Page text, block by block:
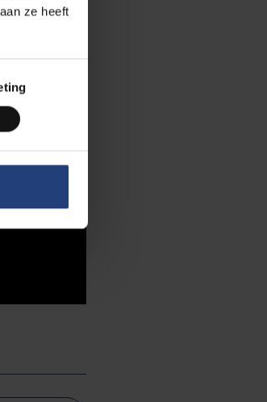
ze heeft